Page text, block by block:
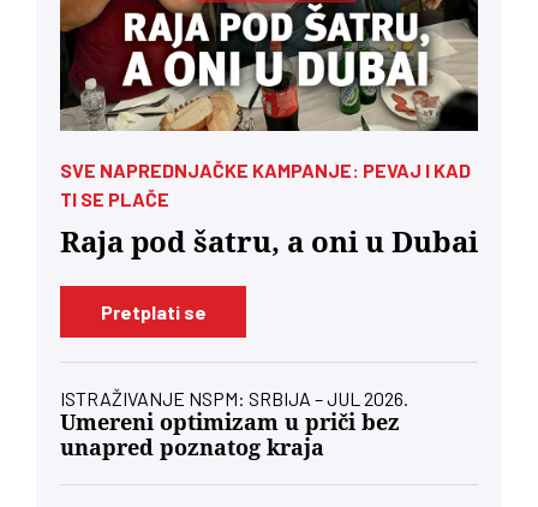
SVE NAPREDNJAČKE KAMPANJE: PEVAJ I KAD
TI SE PLAČE
Raja pod šatru, a oni u Dubai
Pretplati se
ISTRAŽIVANJE NSPM: SRBIJA – JUL 2026.
Umereni optimizam u priči bez
unapred poznatog kraja